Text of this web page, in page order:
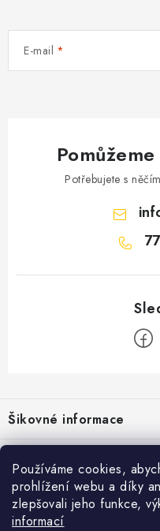
Používáme cookies,
prohlížení webu a díky
zlepšovali jeho funkce,
informací
E-mail
Potřebujete s
á
p
a
Šikovné informace
Ceník dopravy
Moje objednávka
Jak vyměnit nebo vrátit zboží
Běžecké zajímavosti
Bolest holeně nemusí
Přijímáme online platby